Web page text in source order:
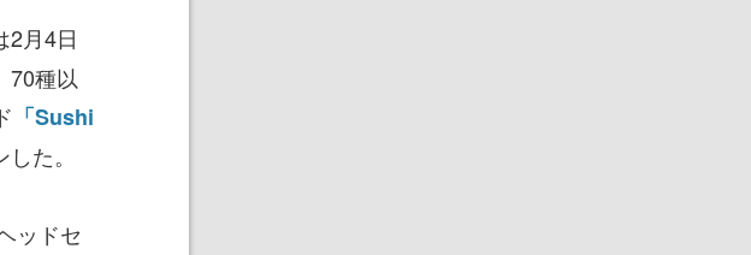
2月4日
70種以
「Sushi
た。
ッドセ